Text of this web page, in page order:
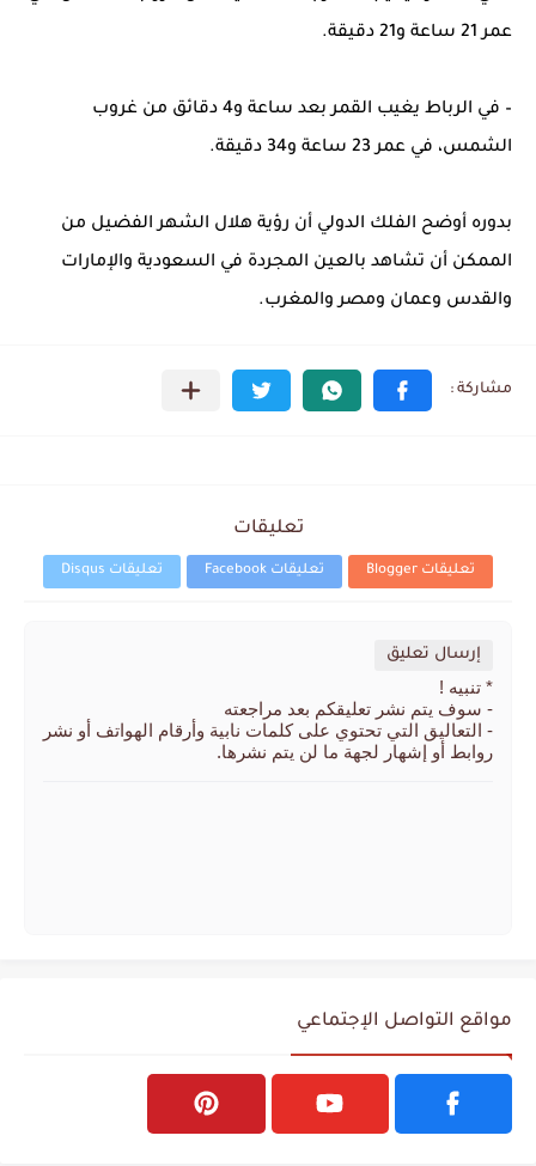
عمر 21 ساعة و21 دقيقة.
– في الرباط يغيب القمر بعد ساعة و4 دقائق من غروب
الشمس، في عمر 23 ساعة و34 دقيقة.
بدوره أوضح الفلك الدولي أن رؤية هلال الشهر الفضيل من
الممكن أن تشاهد بالعين المجردة في السعودية والإمارات
والقدس وعمان ومصر والمغرب.
تعليقات
تعليقات Blogger تعليقات Facebook تعليقات Disqus
إرسال تعليق
* تنبيه !
- سوف يتم نشر تعليقكم بعد مراجعته
- التعاليق التي تحتوي على كلمات نابية وأرقام الهواتف أو نشر
روابط أو إشهار لجهة ما لن يتم نشرها.
مواقع التواصل الإجتماعي